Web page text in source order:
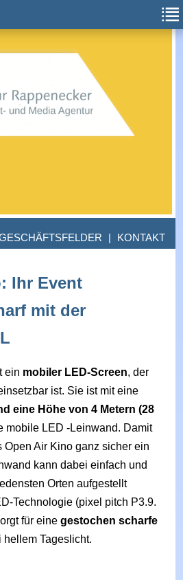
KONTAKT
Ihr Event
mit der
ein mobiler LED-Screen, der
ist. Sie ist mit eine
eine Höhe von 4 Metern (28
mobile LED -Leinwand. Damit
Open Air Kino ganz sicher ein
kann dabei einfach und
Orten aufgestellt
Technologie (pixel pitch P3.9.
für einegestochen scharfe
hellem Tageslicht.